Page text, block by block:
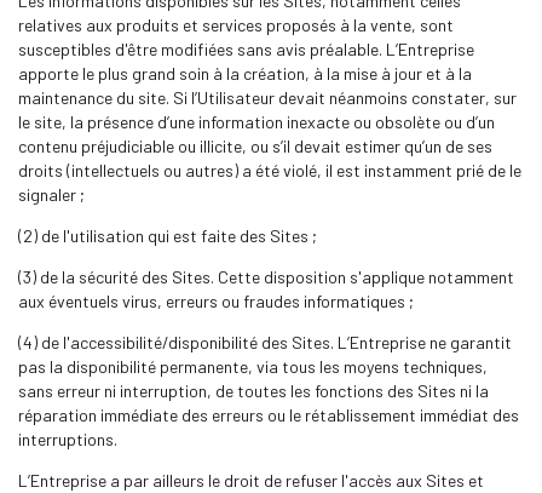
relatives aux produits et services proposés à la vente, sont
susceptibles d'être modifiées sans avis préalable. L’Entreprise
apporte le plus grand soin à la création, à la mise à jour et à la
maintenance du site. Si l’Utilisateur devait néanmoins constater, sur
le site, la présence d’une information inexacte ou obsolète ou d’un
contenu préjudiciable ou illicite, ou s’il devait estimer qu’un de ses
droits (intellectuels ou autres) a été violé, il est instamment prié de le
signaler ;
(2) de l'utilisation qui est faite des Sites ;
(3) de la sécurité des Sites. Cette disposition s'applique notamment
aux éventuels virus, erreurs ou fraudes informatiques ;
(4) de l'accessibilité/disponibilité des Sites. L’Entreprise ne garantit
pas la disponibilité permanente, via tous les moyens techniques,
sans erreur ni interruption, de toutes les fonctions des Sites ni la
réparation immédiate des erreurs ou le rétablissement immédiat des
interruptions.
L’Entreprise a par ailleurs le droit de refuser l'accès aux Sites et